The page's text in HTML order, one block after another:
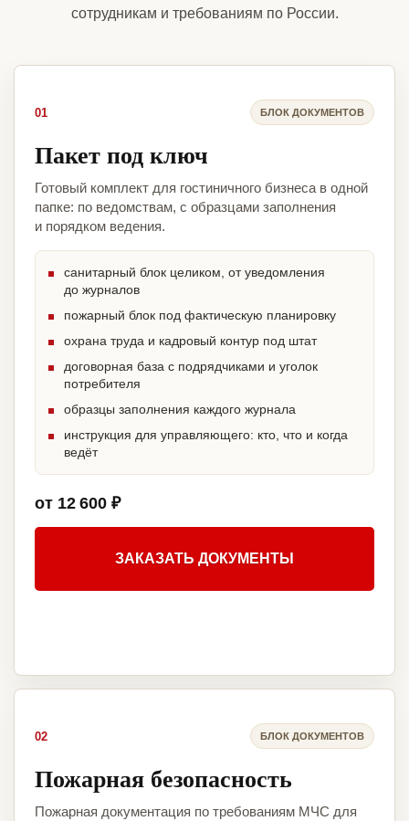
сотрудникам и требованиям по России.
01 БЛОК ДОКУМЕНТОВ
Пакет под ключ
Готовый комплект для гостиничного бизнеса в одной
папке: по ведомствам, с образцами заполнения
и порядком ведения.
санитарный блок целиком, от уведомления
до журналов
пожарный блок под фактическую планировку
охрана труда и кадровый контур под штат
договорная база с подрядчиками и уголок
потребителя
образцы заполнения каждого журнала
инструкция для управляющего: кто, что и когда
ведёт
от 12 600 ₽
ЗАКАЗАТЬ ДОКУМЕНТЫ
02 БЛОК ДОКУМЕНТОВ
Пожарная безопасность
Пожарная документация по требованиям МЧС для